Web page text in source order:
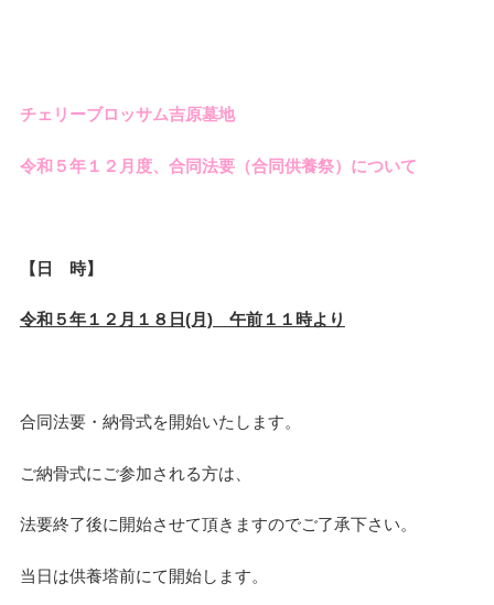
チェリーブロッサム吉原墓地
令和５年１２月度、合同法要（合同供養祭）について
【日 時】
令和５年１２月１８日(月) 午前１１時より
合同法要・納骨式を開始いたします。
ご納骨式にご参加される方は、
法要終了後に開始させて頂きますのでご了承下さい。
当日は供養塔前にて開始します。